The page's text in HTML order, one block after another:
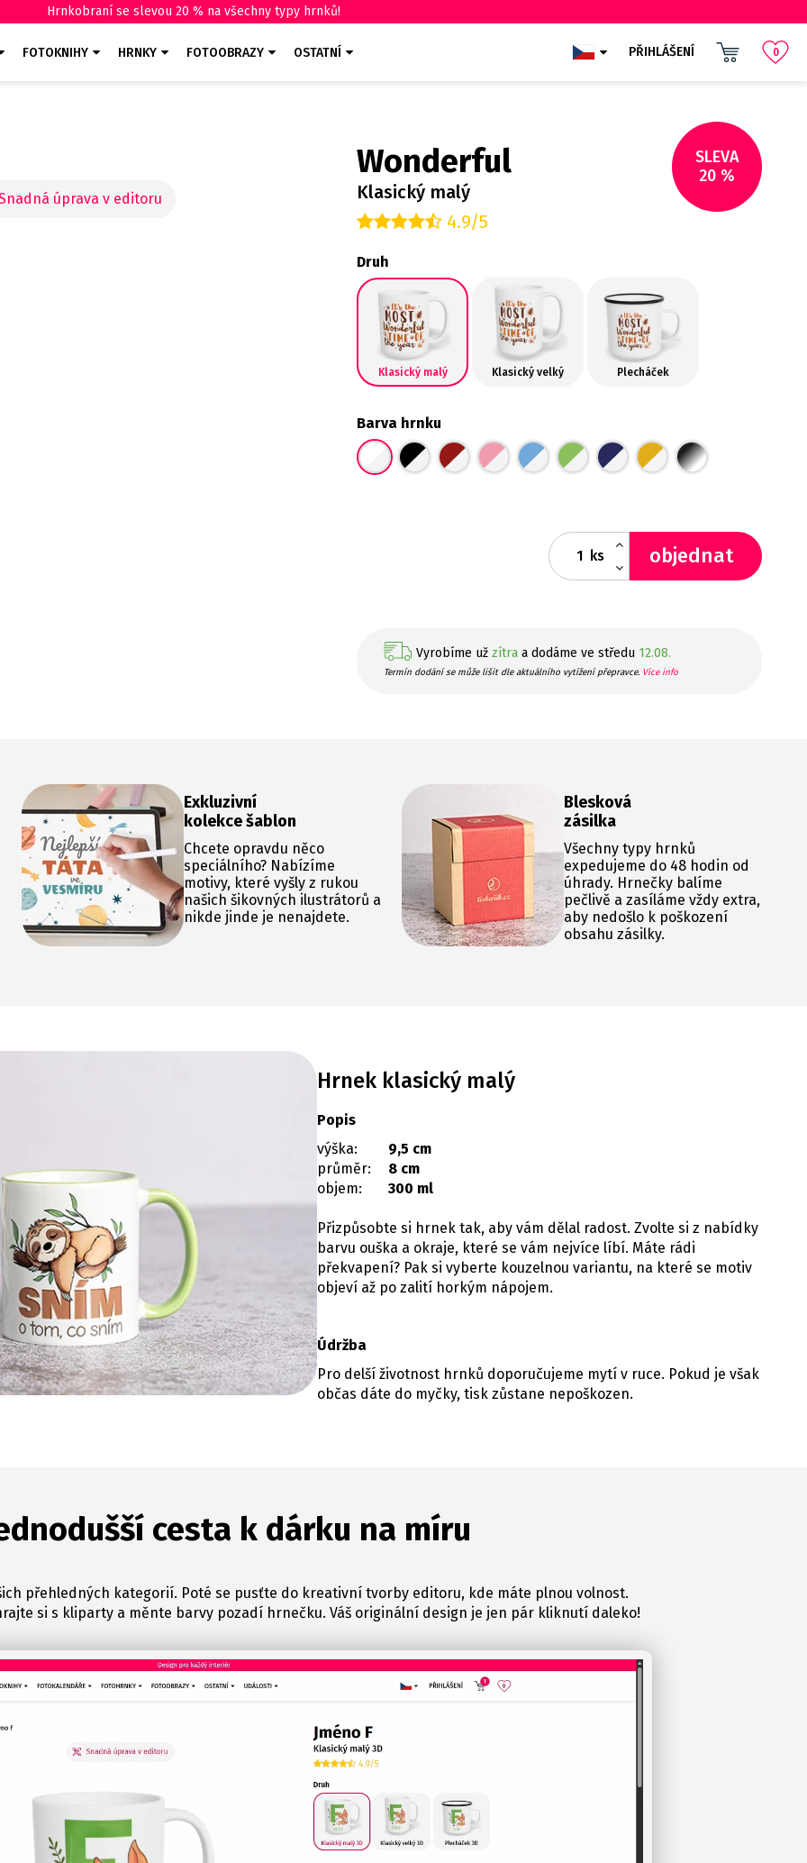
Hrnkobraní se slevou 20 % na všechny typy hrnků!
FOTOKNIHY HRNKY FOTOOBRAZY OSTATNÍ PŘIHLÁŠENÍ 0
SLEVA
20 %
Wonderful
Klasický malý
4.9/5
Druh
Klasický malý Klasický velký Plecháček
Barva hrnku
ks objednat
Vyrobíme už zítra a dodáme ve středu 12.08.
Termín dodání se může lišit dle aktuálního vytížení přepravce. Více info
Exkluzivní
kolekce šablon
Chcete opravdu něco
speciálního? Nabízíme
motivy, které vyšly z rukou
našich šikovných ilustrátorů a
nikde jinde je nenajdete.
Blesková
zásilka
Všechny typy hrnků
expedujeme do 48 hodin od
úhrady. Hrnečky balíme
pečlivě a zasíláme vždy extra,
aby nedošlo k poškození
obsahu zásilky.
Hrnek klasický malý
Popis
výška:
9,5 cm
průměr:
8 cm
objem:
300 ml
Přizpůsobte si hrnek tak, aby vám dělal radost. Zvolte si z nabídky
barvu ouška a okraje, které se vám nejvíce líbí. Máte rádi
překvapení? Pak si vyberte kouzelnou variantu, na které se motiv
objeví až po zalití horkým nápojem.
Údržba
Pro delší životnost hrnků doporučujeme mytí v ruce. Pokud je však
občas dáte do myčky, tisk zůstane nepoškozen.
cesta k dárku na míru
přehledných kategorií. Poté se pusťte do kreativní tvorby editoru, kde máte plnou volnost.
si s kliparty a měnte barvy pozadí hrnečku. Váš originální design je jen pár kliknutí daleko!